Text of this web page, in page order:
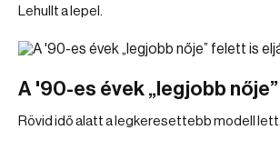
Lehullt a lepel.
A '90-es évek „legjobb
Rövid idő alatt a legkeresettebb modell lett.